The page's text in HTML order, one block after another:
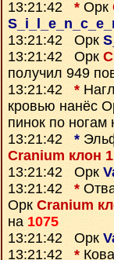
13:21:42 * Орк
13:21:42 Орк
13:21:42 Орк
получил 949
13:21:42 *
кровью нанёс
пинок по ногам
13:21:42 *
Cranium клон 1
13:21:42 Орк
13:21:42 *
Орк Cranium
на 1075
13:21:42 Орк
13:21:42 *